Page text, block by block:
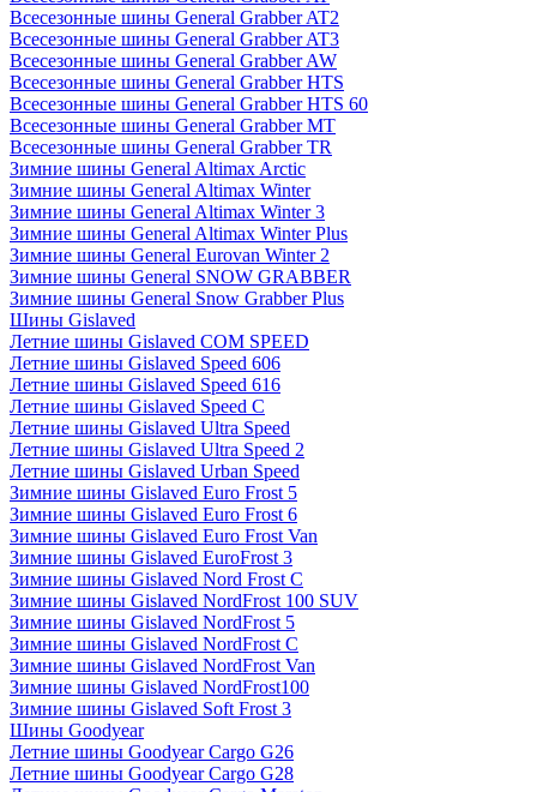
Всесезонные шины General Grabber AT2
Всесезонные шины General Grabber AT3
Всесезонные шины General Grabber AW
Всесезонные шины General Grabber HTS
Всесезонные шины General Grabber HTS 60
Всесезонные шины General Grabber MT
Всесезонные шины General Grabber TR
Зимние шины General Altimax Arctic
Зимние шины General Altimax Winter
Зимние шины General Altimax Winter 3
Зимние шины General Altimax Winter Plus
Зимние шины General Eurovan Winter 2
Зимние шины General SNOW GRABBER
Зимние шины General Snow Grabber Plus
Шины Gislaved
Летние шины Gislaved COM SPEED
Летние шины Gislaved Speed 606
Летние шины Gislaved Speed 616
Летние шины Gislaved Speed C
Летние шины Gislaved Ultra Speed
Летние шины Gislaved Ultra Speed 2
Летние шины Gislaved Urban Speed
Зимние шины Gislaved Euro Frost 5
Зимние шины Gislaved Euro Frost 6
Зимние шины Gislaved Euro Frost Van
Зимние шины Gislaved EuroFrost 3
Зимние шины Gislaved Nord Frost C
Зимние шины Gislaved NordFrost 100 SUV
Зимние шины Gislaved NordFrost 5
Зимние шины Gislaved NordFrost C
Зимние шины Gislaved NordFrost Van
Зимние шины Gislaved NordFrost100
Зимние шины Gislaved Soft Frost 3
Шины Goodyear
Летние шины Goodyear Cargo G26
Летние шины Goodyear Cargo G28